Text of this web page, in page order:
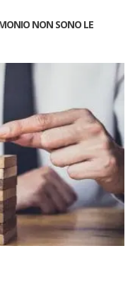
NON SONO LE